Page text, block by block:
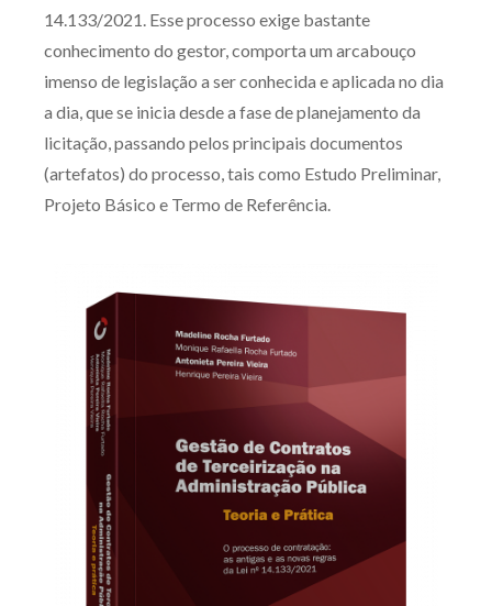
Capacitação
Zênite Online
Eventos presenciais
Zênite in Company
Diferenciais
Receba por RSS
Av. Sete de Setembro, 4698
80240-000
Telefone (41) 2109-8666
Whatsapp (41) 98881-6616
14.133/2021. Esse processo exige bastante
conhecimento do gestor, comporta um arcabouço
imenso de legislação a ser conhecida e aplicada no dia
a dia, que se inicia desde a fase de planejamento da
licitação, passando pelos principais documentos
(artefatos) do processo, tais como Estudo Preliminar,
Projeto Básico e Termo de Referência.